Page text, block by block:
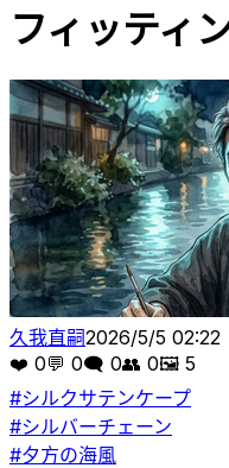
フィッティ
久我直嗣2026/5/5 02:22
❤️ 0💬 0🗨️ 0👥 0🖼️ 5
#シルクサテンケープ
#シルバーチェーン
#夕方の海風